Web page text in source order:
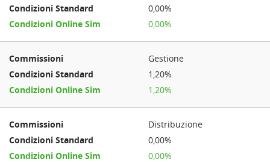
0,00%
0,00%
Gestione
1,20%
1,20%
Distribuzione
0,00%
0,00%